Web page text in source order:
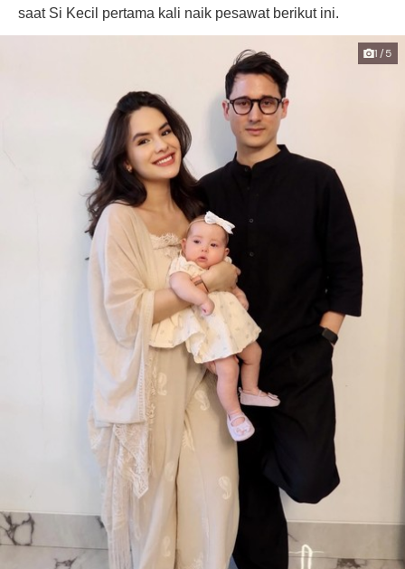
saat Si Kecil pertama kali naik pesawat berikut ini.
1/5